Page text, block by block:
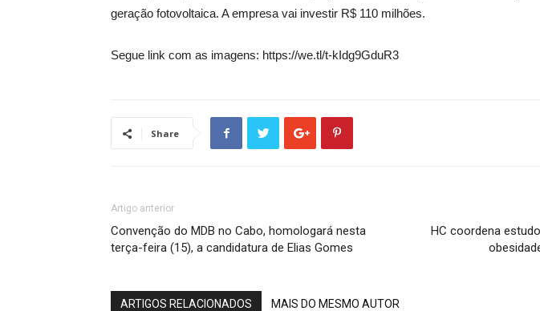
geração fotovoltaica. A empresa vai investir R$ 110 milhões.
Segue link com as imagens: https://we.tl/t-kIdg9GduR3
Share
Artigo anterior
Convenção do MDB no Cabo, homologará nesta
terça-feira (15), a candidatura de Elias Gomes
HC coordena
ARTIGOS RELACIONADOS MAIS DO MESMO AUTOR